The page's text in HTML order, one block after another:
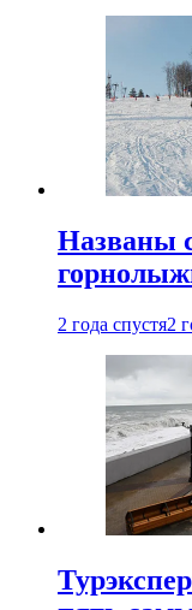
Названы
2 года спустя2